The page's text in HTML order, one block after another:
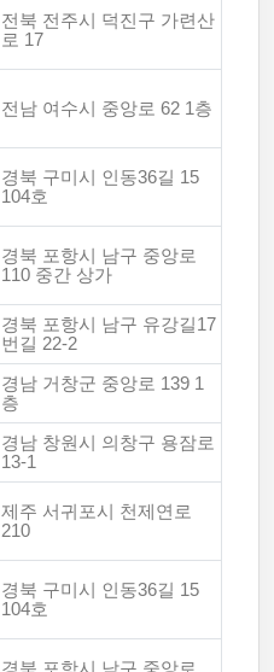
전북 전주시 덕진구 가련산
로 17
전남 여수시 중앙로 62 1층
경북 구미시 인동36길 15
104호
경북 포항시 남구 중앙로
110 중간 상가
경북 포항시 남구 유강길17
번길 22-2
경남 거창군 중앙로 139 1
층
경남 창원시 의창구 용잠로
13-1
제주 서귀포시 천제연로
210
경북 구미시 인동36길 15
104호